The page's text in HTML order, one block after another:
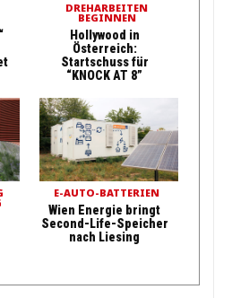
DREHARBEITEN
BEGINNEN
Hollywood in
Österreich:
Startschuss für
“KNOCK AT 8”
E-AUTO-BATTERIEN
Wien Energie bringt
Second-Life-Speicher
nach Liesing